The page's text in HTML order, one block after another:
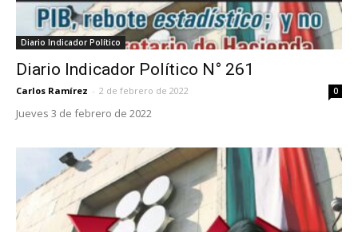
Diario Indicador Político
Diario Indicador Político N° 261
Carlos Ramírez - 2 de febrero de 2022 0
Jueves 3 de febrero de 2022